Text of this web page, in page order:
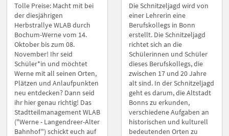
Tolle Preise: Macht mit bei
der diesjährigen
Herbstrallye WLAB durch
Bochum-Werne vom 14.
Oktober bis zum 08.
November! Ihr seid
Schüler*in und möchtet
Werne mit all seinen Orten,
Plätzen und Anlaufpunkten
neu entdecken? Dann seid
ihr hier genau richtig! Das
Stadtteilmanagement WLAB
("Werne - Langendreer-Alter
Bahnhof") schickt euch auf
Die Schnitzeljagd wird von
einer Lehrerin eine
Berufskollegs in Bonn
erstellt. Die Schnitzeljagd
richtet sich an die
Schülerinnen und Schüler
dieses Berufskollegs, die
zwischen 17 und 20 Jahre
alt sind. In der Schnitzeljagd
geht es darum, die Altstadt
Bonns zu erkunden,
verschiedene Aufgaben an
historischen und kulturell
bedeutenden Orten zu